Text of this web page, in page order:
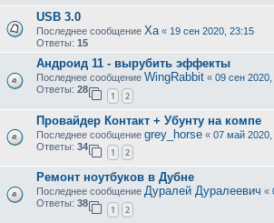
USB 3.0
Последнее сообщение Ха « 19 сен 2020, 23:15
Ответы: 15
Андроид 11 - вырубить эффекты
Последнее сообщение WingRabbit « 09 сен
Ответы: 28
1 2
Провайдер Контакт + Убунту на компе
Последнее сообщение grey_horse « 07 май 2020,
Ответы: 34
1 2
Ремонт ноутбуков в Дубне
Последнее сообщение Дуралей Дуралеевич «
Ответы: 38
1 2